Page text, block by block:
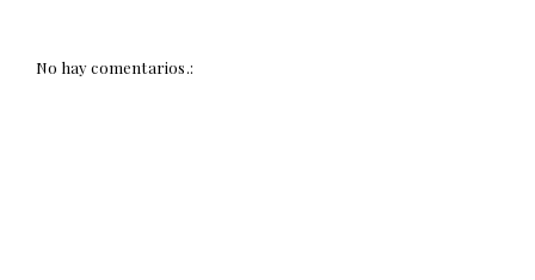
No hay comentarios.: